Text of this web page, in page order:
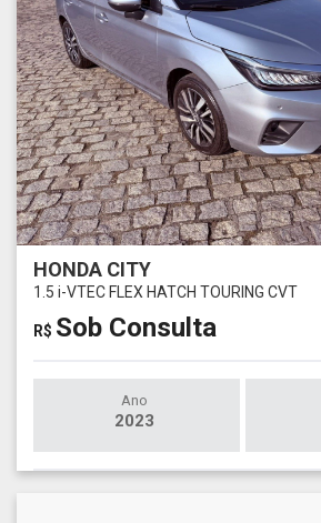
HONDA CITY
1.5 i-VTEC FLEX HATCH TOURING CVT
R$ Sob Consulta
Ano
2023